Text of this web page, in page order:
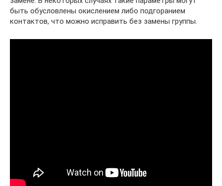
быть обусловлены окислением либо подгоранием
контактов, что можно исправить без замены группы.